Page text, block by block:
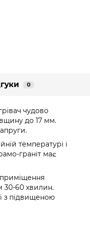
0
чудово
до 17 мм.
температурі і
граніт має
30-60 хвилин.
з підвищеною